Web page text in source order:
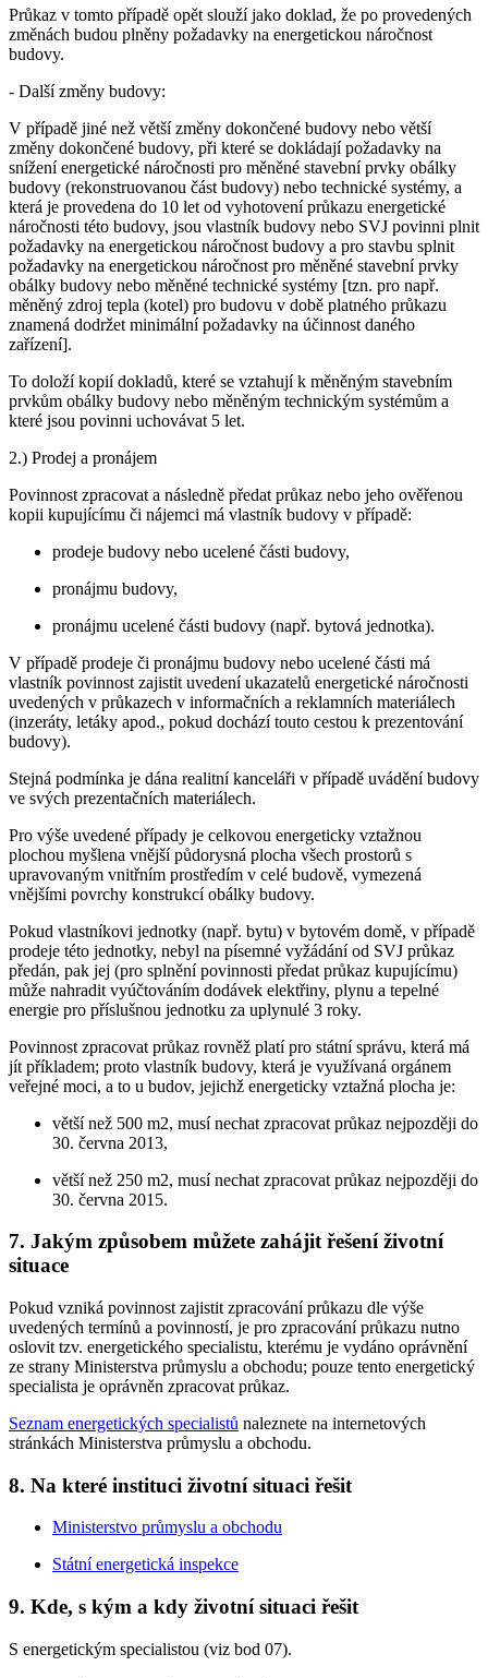
Průkaz v tomto případě opět slouží jako doklad, že po provedených
změnách budou plněny požadavky na energetickou náročnost
budovy.
- Další změny budovy:
V případě jiné než větší změny dokončené budovy nebo větší
změny dokončené budovy, při které se dokládají požadavky na
snížení energetické náročnosti pro měněné stavební prvky obálky
budovy (rekonstruovanou část budovy) nebo technické systémy, a
která je provedena do 10 let od vyhotovení průkazu energetické
náročnosti této budovy, jsou vlastník budovy nebo SVJ povinni plnit
požadavky na energetickou náročnost budovy a pro stavbu splnit
požadavky na energetickou náročnost pro měněné stavební prvky
obálky budovy nebo měněné technické systémy [tzn. pro např.
měněný zdroj tepla (kotel) pro budovu v době platného průkazu
znamená dodržet minimální požadavky na účinnost daného
zařízení].
To doloží kopií dokladů, které se vztahují k měněným stavebním
prvkům obálky budovy nebo měněným technickým systémům a
které jsou povinni uchovávat 5 let.
2.) Prodej a pronájem
Povinnost zpracovat a následně předat průkaz nebo jeho ověřenou
kopii kupujícímu či nájemci má vlastník budovy v případě:
prodeje budovy nebo ucelené části budovy,
pronájmu budovy,
pronájmu ucelené části budovy (např. bytová jednotka).
V případě prodeje či pronájmu budovy nebo ucelené části má
vlastník povinnost zajistit uvedení ukazatelů energetické náročnosti
uvedených v průkazech v informačních a reklamních materiálech
(inzeráty, letáky apod., pokud dochází touto cestou k prezentování
budovy).
Stejná podmínka je dána realitní kanceláři v případě uvádění budovy
ve svých prezentačních materiálech.
Pro výše uvedené případy je celkovou energeticky vztažnou
plochou myšlena vnější půdorysná plocha všech prostorů s
upravovaným vnitřním prostředím v celé budově, vymezená
vnějšími povrchy konstrukcí obálky budovy.
Pokud vlastníkovi jednotky (např. bytu) v bytovém domě, v případě
prodeje této jednotky, nebyl na písemné vyžádání od SVJ průkaz
předán, pak jej (pro splnění povinnosti předat průkaz kupujícímu)
může nahradit vyúčtováním dodávek elektřiny, plynu a tepelné
energie pro příslušnou jednotku za uplynulé 3 roky.
Povinnost zpracovat průkaz rovněž platí pro státní správu, která má
jít příkladem; proto vlastník budovy, která je využívaná orgánem
veřejné moci, a to u budov, jejichž energeticky vztažná plocha je:
větší než 500 m2, musí nechat zpracovat průkaz nejpozději do
30. června 2013,
větší než 250 m2, musí nechat zpracovat průkaz nejpozději do
30. června 2015.
7. Jakým způsobem můžete zahájit řešení životní
situace
Pokud vzniká povinnost zajistit zpracování průkazu dle výše
uvedených termínů a povinností, je pro zpracování průkazu nutno
oslovit tzv. energetického specialistu, kterému je vydáno oprávnění
ze strany Ministerstva průmyslu a obchodu; pouze tento energetický
specialista je oprávněn zpracovat průkaz.
Seznam energetických specialistů naleznete na internetových
stránkách Ministerstva průmyslu a obchodu.
8. Na které instituci životní situaci řešit
Ministerstvo průmyslu a obchodu
Státní energetická inspekce
9. Kde, s kým a kdy životní situaci řešit
S energetickým specialistou (viz bod 07).